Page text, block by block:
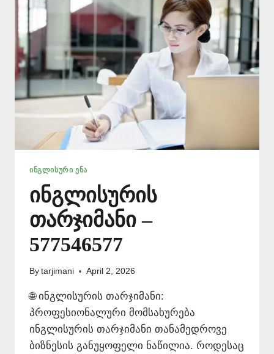
ᲘᲜᲒᲚᲘᲡᲣᲠᲘ ᲔᲜᲐ
ინგლისურის
თარჯიმანი –
577546577
By tarjimani April 2, 2026
🌐 ინგლისურის თარჯიმანი:
პროფესიონალური მომსახურება
ინგლისურის თარჯიმანი თანამედროვე
ბიზნესის განუყოფელი ნაწილია. როდესაც